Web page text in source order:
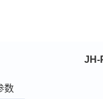
JH-
数